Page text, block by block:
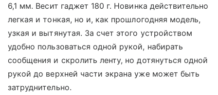
6,1 мм. Весит гаджет 180 г. Новинка действительно
легкая и тонкая, но и, как прошлогодняя модель,
узкая и вытянутая. За счет этого устройством
удобно пользоваться одной рукой, набирать
сообщения и скролить ленту, но дотянуться одной
рукой до верхней части экрана уже может быть
затруднительно.